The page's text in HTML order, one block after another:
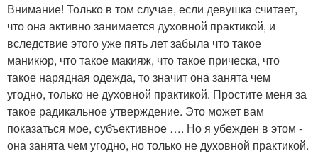
Внимание! Только в том случае, если девушка считает,
что она активно занимается духовной практикой, и
вследствие этого уже пять лет забыла что такое
маникюр, что такое макияж, что такое прическа, что
такое нарядная одежда, то значит она занята чем
угодно, только не духовной практикой. Простите меня за
такое радикальное утверждение. Это может вам
показаться мое, субъективное …. Но я убежден в этом -
она занята чем угодно, но только не духовной практикой.